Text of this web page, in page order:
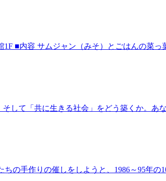
■内容 サムジャン（みそ）とごはんの菜っ
して「共に生きる社会」をどう築くか。あ
の手作りの催しをしようと、1986～95年の